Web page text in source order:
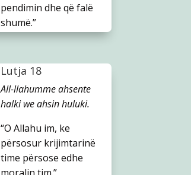
pendimin dhe që falë
shumë.”
Lutja 18
All-llahumme ahsente
halki we ahsin huluki.
“O Allahu im, ke
përsosur krijimtarinë
time përsose edhe